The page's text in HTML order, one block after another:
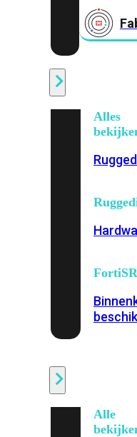
Alles
Alle